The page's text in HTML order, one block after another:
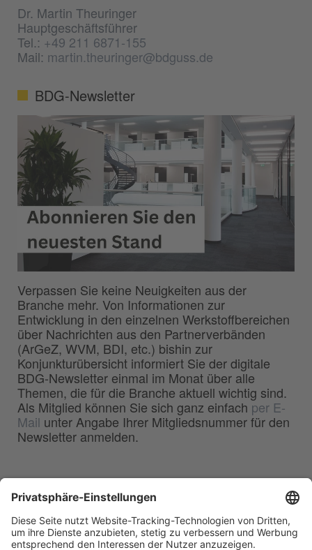
Dr. Martin Theuringer
Hauptgeschäftsführer
Tel.:+49 211 6871-155
Mail: martin.theuringer@bdguss.de
BDG-Newsletter
Verpassen Sie keine Neuigkeiten aus der
Branche mehr. Von Informationen zur
Entwicklung in den einzelnen Werkstoffbereichen
über Nachrichten aus den Partnerverbänden
(ArGeZ, WVM, BDI, etc.) bishin zur
Konjunkturübersicht informiert Sie der digitale
BDG-Newsletter einmal im Monat über alle
Themen, die für die Branche aktuell wichtig sind.
Als Mitglied können Sie sich ganz einfach per E-
Mail unter Angabe Ihrer Mitgliedsnummer für den
Newsletter anmelden.